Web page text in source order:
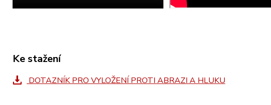
Ke stažení
DOTAZNÍK PRO VYLOŽENÍ PROTI ABRAZI A HLUKU